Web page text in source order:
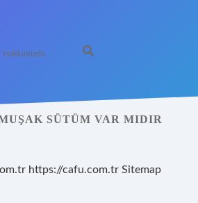
Hakkımızda
SÜTÜM VAR MIDIR
https://cafu.com.tr Sitemap